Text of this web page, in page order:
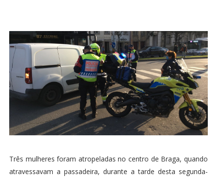
Três mulheres foram atropeladas no centro de Braga, quando
atravessavam a passadeira, durante a tarde desta segunda-